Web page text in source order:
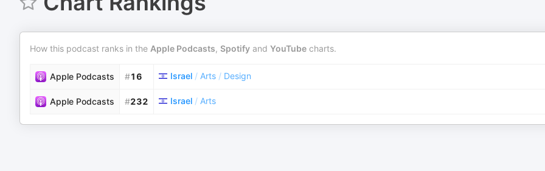
How this podcast ranks in the Apple Podcasts, Spotify and YouTube charts.
Apple Podcasts #16 Israel / Arts / Design
Apple Podcasts #232 Israel / Arts